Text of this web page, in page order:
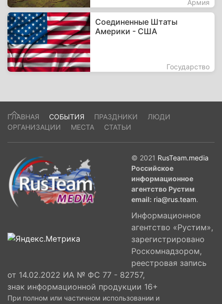
Армия
Соединенные Штаты
Америки - США
Государство
ГЛАВНАЯ СОБЫТИЯ ПРАЗДНИКИ
ЛЮДИ
ОРГАНИЗАЦИИ
МЕСТА СТАТЬИ
© 2021 RusTeam.media
Российское
информационное
агентство Рустим
email: ria@rus.team.
Информационное
агентство «Рустим»,
зарегистрировано
Роскомнадзором,
реестровая запись
от 14.02.2022 ИА № ФС 77 - 82757,
знак информационной продукции 16+
При полном или частичном использовании и